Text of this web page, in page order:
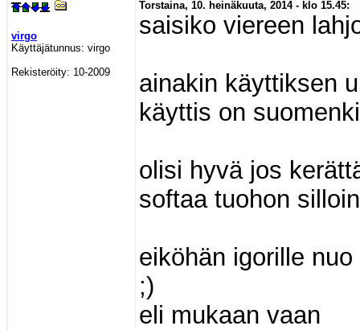
virgo
Käyttäjätunnus: virgo
Rekisteröity: 10-2009
Torstaina, 10. heinäkuuta, 2014 - klo 15.45:
saisiko viereen
ainakin käyttiksen
käyttis on
olisi hyvä jos
softaa tuohon
eiköhän igorille
;)
eli mukaan vaan